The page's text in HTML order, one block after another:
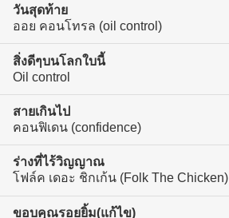
วันสุดท้าย
ออย คอนโทรล (oil control)
สิ่งดีๆบนโลกใบนี้
Oil control
สายเกินไป
คอนฟิเดน (confidence)
ร่างที่ไร้วิญญาณ
โฟล์ค เดอะ ชิกเก้น (Folk The Chicken)
ขอบคุณรอยยิ้ม(แก้ไข)